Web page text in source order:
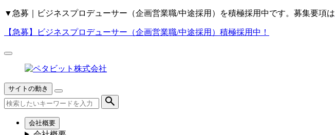
▼ 急募｜ビジネスプロデューサー（企画営業職/中途採用）を積極採用中です。募集要項は
【急募】 ビジネスプロデューサー（企画営業職/中途採用）積極採用中！
サイトの動き
会社概要